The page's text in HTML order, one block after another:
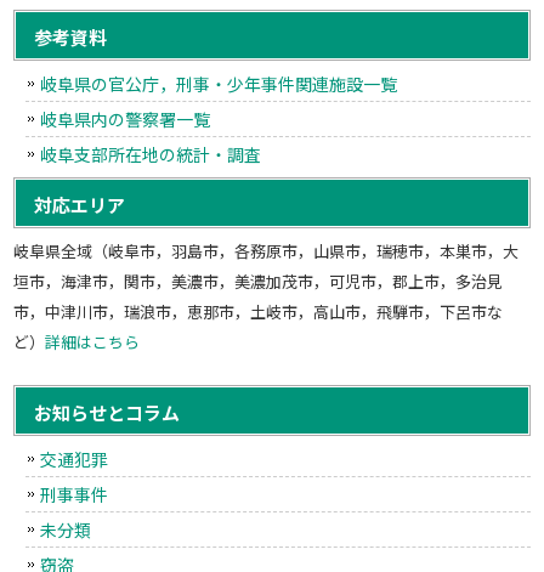
参考資料
岐阜県の官公庁，刑事・少年事件関連施設一覧
岐阜県内の警察署一覧
岐阜支部所在地の統計・調査
対応エリア
岐阜県全域（岐阜市，羽島市，各務原市，山県市，瑞穂市，本巣市，大
垣市，海津市，関市，美濃市，美濃加茂市，可児市，郡上市，多治見
市，中津川市，瑞浪市，恵那市，土岐市，高山市，飛騨市，下呂市な
ど）詳細はこちら
お知らせとコラム
交通犯罪
刑事事件
未分類
窃盗